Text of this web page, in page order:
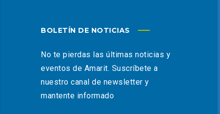
BOLETÍN DE NOTICIAS
No te pierdas las últimas noticias y
eventos de Amarit. Suscríbete a
nuestro canal de newsletter y
mantente informado